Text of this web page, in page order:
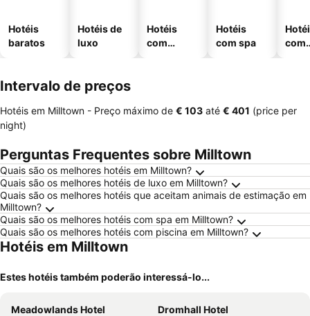
Hotéis
baratos
Hotéis de
luxo
Hotéis
com
Hotéis
com spa
com
Intervalo de preços
Hotéis em Milltown - Preço máximo de ‎€ 103 até ‎€ 401 (price per
night)
Perguntas Frequentes sobre Milltown
Quais são os melhores hotéis em Milltown?
Quais são os melhores hotéis de luxo em Milltown?
Quais são os melhores hotéis que aceitam animais de estimação em
Milltown?
Quais são os melhores hotéis com spa em Milltown?
Quais são os melhores hotéis com piscina em Milltown?
Hotéis em Milltown
Estes hotéis também poderão interessá-lo...
Meadowlands Hotel
Dromhall Hotel